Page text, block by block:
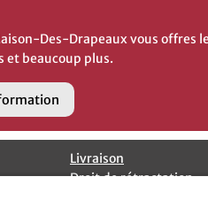
Des-Drapeaux vous offres
et beaucoup plus.
Livraison
Droit de rétractation